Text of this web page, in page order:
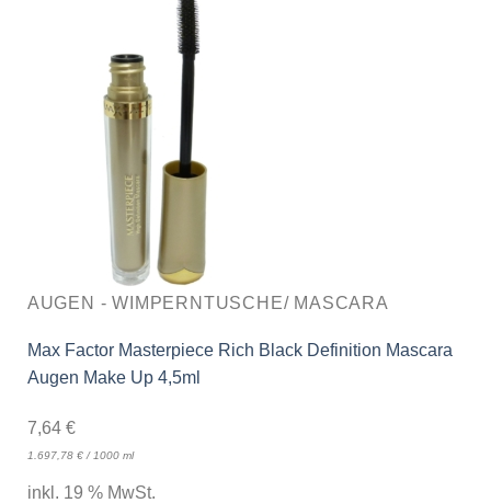
AUGEN - WIMPERNTUSCHE/ MASCARA
Max Factor Masterpiece Rich Black Definition Mascara
Augen Make Up 4,5ml
7,64 €
1.697,78 €/ 1000 ml
inkl. 19 % MwSt.